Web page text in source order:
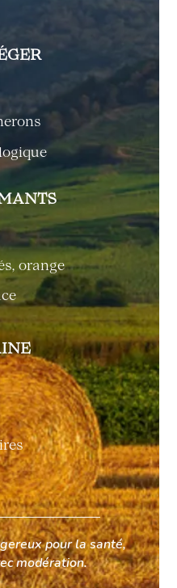
orange
pour la santé,
modération.